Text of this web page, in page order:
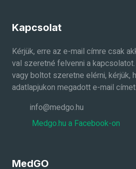
Kapcsolat
Kérjük, erre az e-mail címre csak
val szeretné felvenni a
vagy boltot szeretne elérni, kérjük,
adatlapjukon megadott e-mail címet.
info@medgo.hu
Medgo.hu a Facebook-on
MedGO